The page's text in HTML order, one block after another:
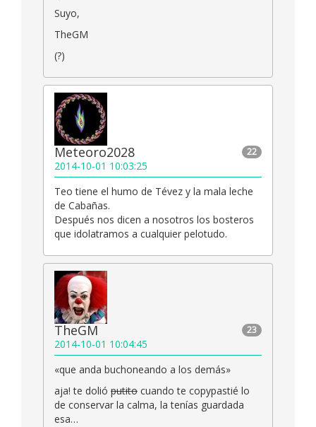
Suyo,
TheGM
(?)
22
Meteoro2028
2014-10-01 10:03:25
Teo tiene el humo de Tévez y la mala leche
de Cabañas.
Después nos dicen a nosotros los bosteros
que idolatramos a cualquier pelotudo.
23
TheGM
2014-10-01 10:04:45
«que anda buchoneando a los demás»
aja! te dolió putito cuando te copypastié lo
de conservar la calma, la tenías guardada
esa…